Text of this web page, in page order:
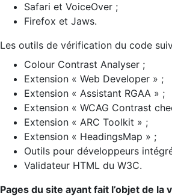
Safari et VoiceOver ;
Firefox et Jaws.
Les outils de vérification du code
Colour Contrast Analyser ;
Extension « Web Developer » ;
Extension « Assistant RGAA » ;
Extension « WCAG Contrast
Extension « ARC Toolkit » ;
Extension « HeadingsMap » ;
Outils pour développeurs
Validateur HTML du W3C.
Pages du site ayant fait l’objet de